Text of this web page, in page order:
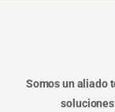
Somos un aliado